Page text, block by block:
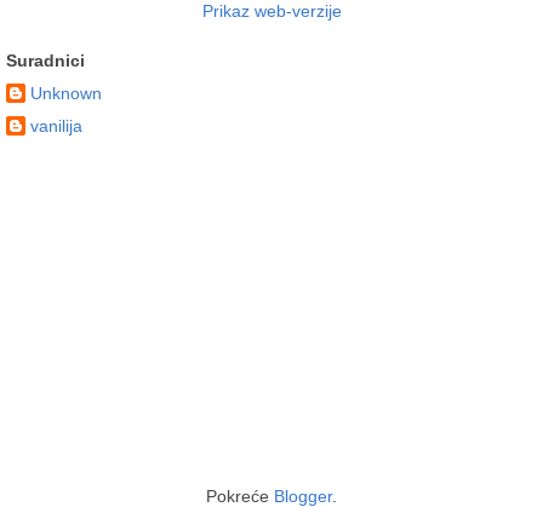
Prikaz web-verzije
Suradnici
Unknown
vanilija
Pokreće Blogger.